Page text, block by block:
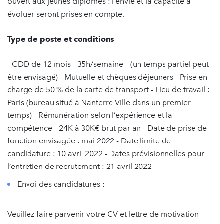
évoluer seront prises en compte.
Type de poste et conditions
- CDD de 12 mois - 35h/semaine – (un temps partiel peut
être envisagé) - Mutuelle et chèques déjeuners - Prise en
charge de 50 % de la carte de transport - Lieu de travail :
Paris (bureau situé à Nanterre Ville dans un premier
temps) - Rémunération selon l’expérience et la
compétence – 24K à 30K€ brut par an - Date de prise de
fonction envisagée : mai 2022 - Date limite de
candidature : 10 avril 2022 - Dates prévisionnelles pour
l’entretien de recrutement : 21 avril 2022
Envoi des candidatures :
Veuillez faire parvenir votre CV et lettre de motivation